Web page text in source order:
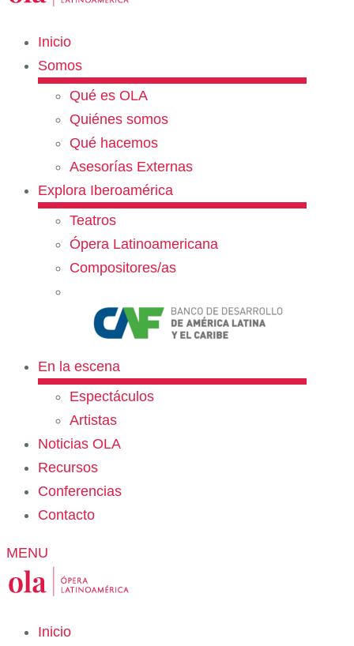
Inicio
Somos
Qué es OLA
Quiénes somos
Qué hacemos
Asesorías Externas
Explora Iberoamérica
Teatros
Ópera Latinoamericana
Compositores/as
En la escena
Espectáculos
Artistas
Noticias OLA
Recursos
Conferencias
Contacto
MENU
Inicio